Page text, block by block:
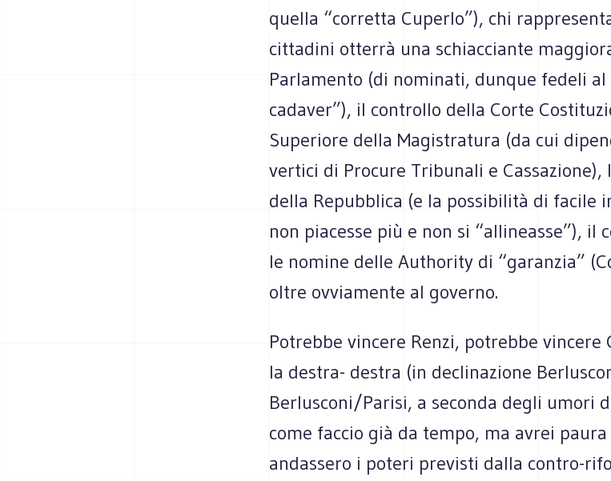
quella “corretta Cuperlo”), chi
cittadini otterrà una schiacciante
Parlamento (di nominati, dunque fedeli al
cadaver”), il controllo della Corte
Superiore della Magistratura (da cui
vertici di Procure Tribunali e Cassazione),
della Repubblica (e la possibilità di facile
non piacesse più e non si “allineasse”), il
le nomine delle Authority di “garanzia”
oltre ovviamente al governo.
Potrebbe vincere Renzi, potrebbe
la destra- destra (in declinazione
Berlusconi/Parisi, a seconda degli umori
come faccio già da tempo, ma avrei
andassero i poteri previsti dalla contro-